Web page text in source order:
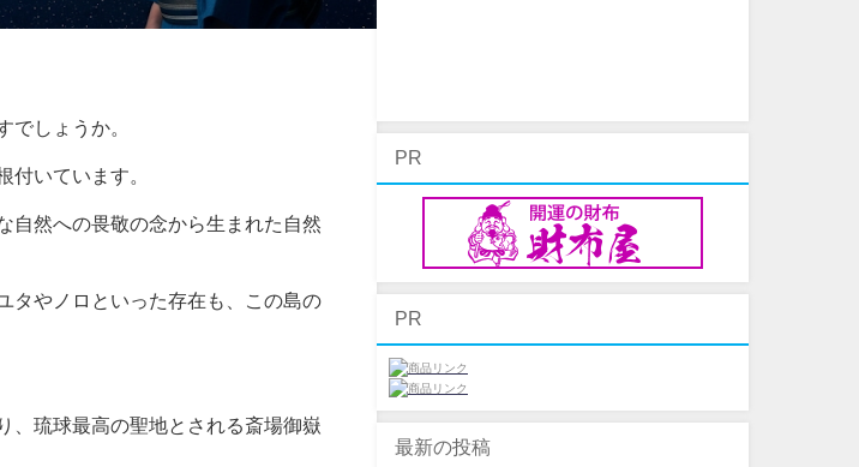
でしょうか。
付いています。
自然への畏敬の念から生まれた自然
タやノロといった存在も、この島の
、琉球最高の聖地とされる斎場御嶽
PR
PR
最新の投稿